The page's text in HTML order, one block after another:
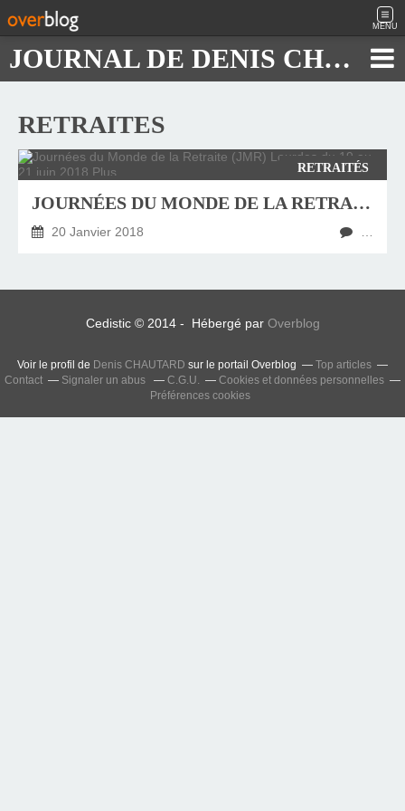
MENU
JOURNAL DE DENIS CHAUTARD
RETRAITES
RETRAITÉS
JOURNÉES DU MONDE DE LA RETRAITE (JMR) LOURDES DU 19 AU 21 JUIN 2018 PLUS
20 Janvier 2018
Cedistic © 2014 - Hébergé par Overblog
Voir le profil de Denis CHAUTARD sur le portail Overblog
Top articles
Contact
Signaler un abus C.G.U.
Cookies et données personnelles
Préférences cookies